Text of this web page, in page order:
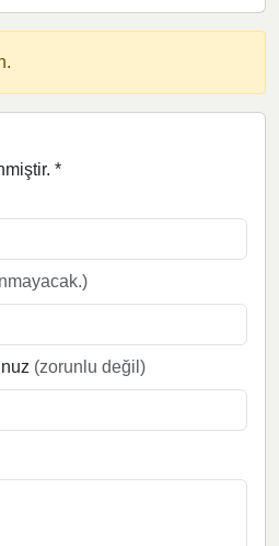
*
(zorunlu değil)